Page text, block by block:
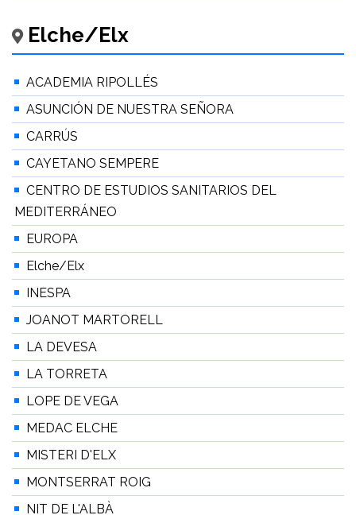
Elche/Elx
ACADEMIA RIPOLLÉS
ASUNCIÓN DE NUESTRA SEÑORA
CARRÚS
CAYETANO SEMPERE
CENTRO DE ESTUDIOS SANITARIOS DEL
MEDITERRÁNEO
EUROPA
Elche/Elx
INESPA
JOANOT MARTORELL
LA DEVESA
LA TORRETA
LOPE DE VEGA
MEDAC ELCHE
MISTERI D'ELX
MONTSERRAT ROIG
NIT DE L'ALBÀ